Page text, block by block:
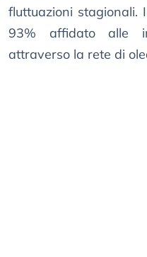
fluttuazioni stagionali.
93% affidato alle
attraverso la rete di